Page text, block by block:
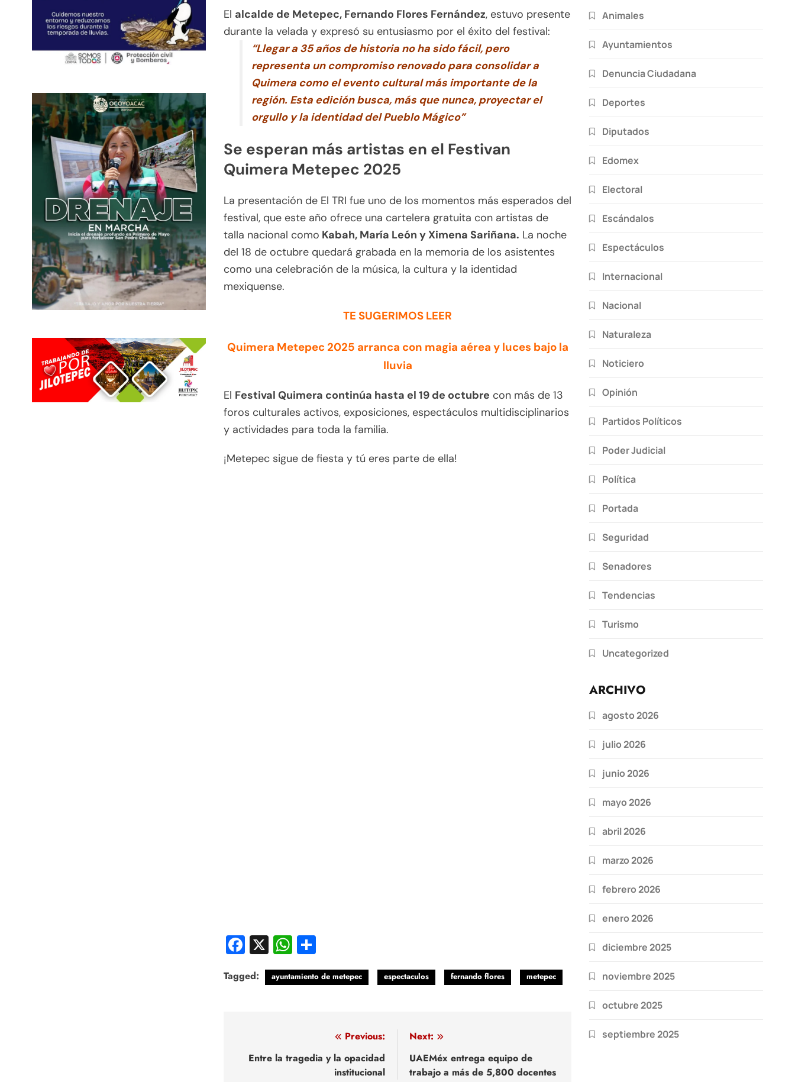
El alcalde de Metepec, Fernando Flores Fernández, estuvo presente
durante la velada y expresó su entusiasmo por el éxito del festival:
“Llegar a 35 años de historia no ha sido fácil, pero
representa un compromiso renovado para consolidar a
Quimera como el evento cultural más importante de la
región. Esta edición busca, más que nunca, proyectar el
orgullo y la identidad del Pueblo Mágico”
Se esperan más artistas en el Festivan
Quimera Metepec 2025
La presentación de El TRI fue uno de los momentos más esperados del
festival, que este año ofrece una cartelera gratuita con artistas de
talla nacional como Kabah, María León y Ximena Sariñana. La noche
del 18 de octubre quedará grabada en la memoria de los asistentes
como una celebración de la música, la cultura y la identidad
mexiquense.
TE SUGERIMOS LEER
Quimera Metepec 2025 arranca con magia aérea y luces bajo la
lluvia
El Festival Quimera continúa hasta el 19 de octubre con más de 13
foros culturales activos, exposiciones, espectáculos multidisciplinarios
y actividades para toda la familia.
¡Metepec sigue de fiesta y tú eres parte de ella!
Facebook
X WhatsApp
Tagged: ayuntamiento de metepec espectaculos fernando flores metepec
de
Previous:
Entre la tragedia y la opacidad
institucional
Next:
UAEMéx entrega equipo de
trabajo a más de 5,800 docentes
Animales
Ayuntamientos
Denuncia Ciudadana
Deportes
Diputados
Edomex
Electoral
Escándalos
Espectáculos
Internacional
Nacional
Naturaleza
Noticiero
Opinión
Partidos Políticos
Poder Judicial
Política
Portada
Seguridad
Senadores
Tendencias
Turismo
Uncategorized
ARCHIVO
agosto 2026
julio 2026
junio 2026
mayo 2026
abril 2026
marzo 2026
febrero 2026
enero 2026
diciembre 2025
noviembre 2025
octubre 2025
septiembre 2025